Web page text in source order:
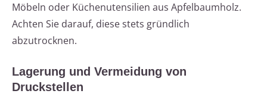
Möbeln oder Küchenutensilien aus Apfelbaumholz.
Achten Sie darauf, diese stets gründlich
abzutrocknen.
Lagerung und Vermeidung von
Druckstellen